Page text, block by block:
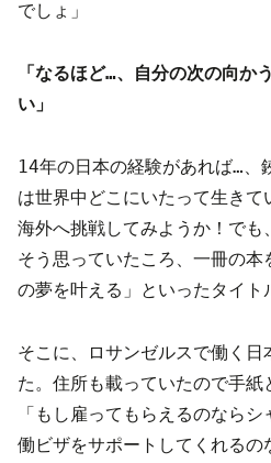
でしょ」
「なるほど…、自分の次の向か
い」
14年の日本の経験があれば…、
は世界中どこにいたって生きて
海外へ挑戦してみようか！でも
そう思っていたころ、一冊の
の夢を叶える」といったタイト
そこに、ロサンゼルスで働く
た。住所も載っていたので手紙
「もし雇ってもらえるのなら
働ビザをサポートしてくれるの